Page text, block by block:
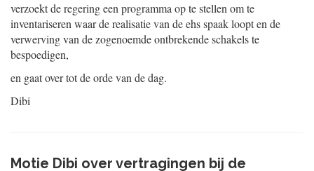
verzoekt de regering een programma op te stellen om te
inventariseren waar de realisatie van de ehs spaak loopt en de
verwerving van de zogenoemde ontbrekende schakels te
bespoedigen,
en gaat over tot de orde van de dag.
Dibi
Motie Dibi over vertragingen bij de